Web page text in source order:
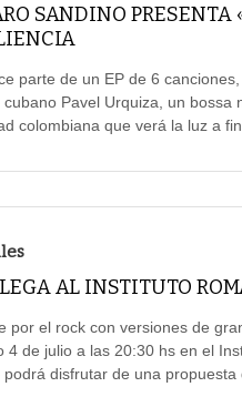
SANDINO
parte de un EP de 6
cubano Pavel Urquiza, un
colombiana que verá la luz a
AL INSTITUTO
por el rock con versiones de
4 de julio a las 20:30 hs en el
podrá disfrutar de una propuesta